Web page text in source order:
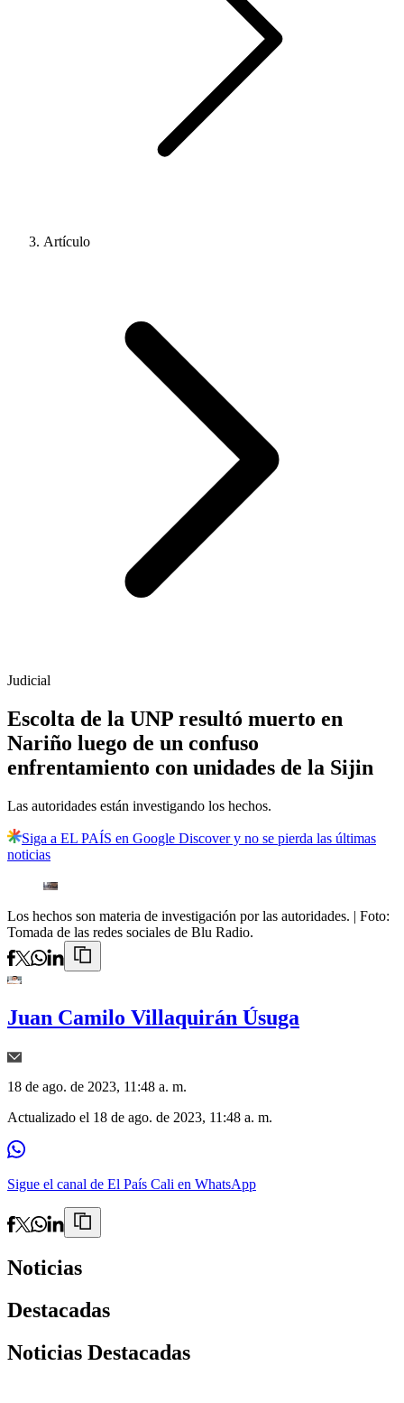
Artículo
Judicial
Escolta de la UNP resultó muerto en
Nariño luego de un confuso
enfrentamiento con unidades de la Sijin
Las autoridades están investigando los hechos.
Siga a EL PAÍS en Google Discover y no se pierda las últimas
noticias
Los hechos son materia de investigación por las autoridades. | Foto:
Tomada de las redes sociales de Blu Radio.
Juan Camilo Villaquirán Úsuga
18 de ago. de 2023, 11:48 a. m.
Actualizado el 18 de ago. de 2023, 11:48 a. m.
Sigue el canal de El País Cali en WhatsApp
Noticias
Destacadas
Noticias Destacadas